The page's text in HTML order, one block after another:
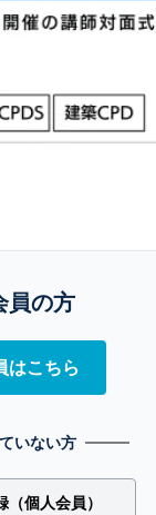
員の方
はこちら
いない方
個人会員）